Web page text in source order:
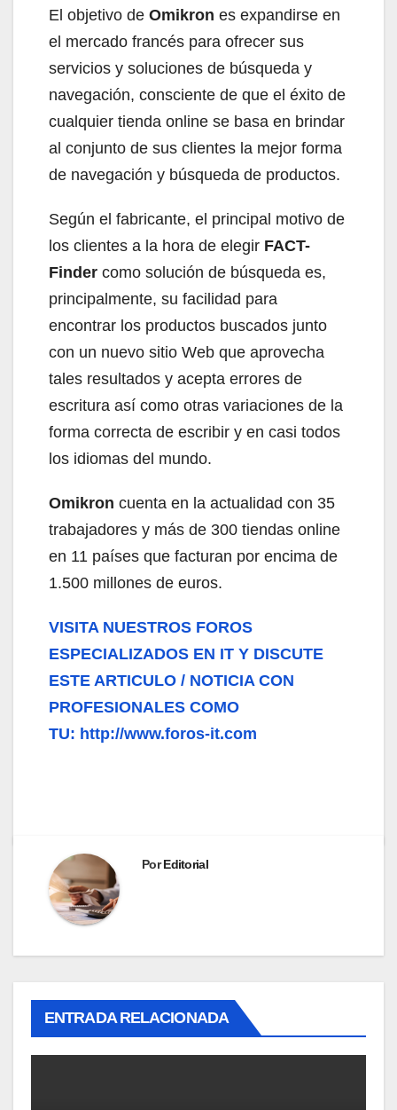
El objetivo de Omikron es expandirse en
el mercado francés para ofrecer sus
servicios y soluciones de búsqueda y
navegación, consciente de que el éxito de
cualquier tienda online se basa en brindar
al conjunto de sus clientes la mejor forma
de navegación y búsqueda de productos.
Según el fabricante, el principal motivo de
los clientes a la hora de elegir FACT-
Finder como solución de búsqueda es,
principalmente, su facilidad para
encontrar los productos buscados junto
con un nuevo sitio Web que aprovecha
tales resultados y acepta errores de
escritura así como otras variaciones de la
forma correcta de escribir y en casi todos
los idiomas del mundo.
Omikron cuenta en la actualidad con 35
trabajadores y más de 300 tiendas online
en 11 países que facturan por encima de
1.500 millones de euros.
VISITA NUESTROS FOROS
ESPECIALIZADOS EN IT Y DISCUTE
ESTE ARTICULO / NOTICIA CON
PROFESIONALES COMO
TU: http://www.foros-it.com
PorEditorial
ENTRADA RELACIONADA